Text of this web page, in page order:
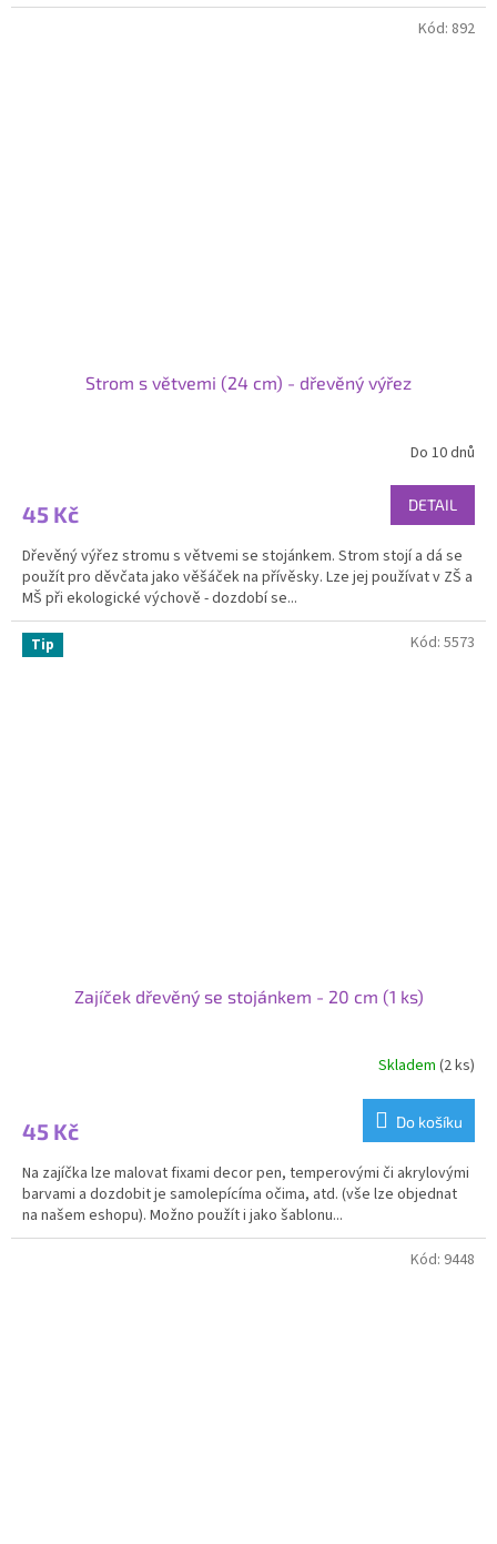
Strom s větvemi (24 cm) - dřevěný výřez
je
z
5
hvězdiček.
Do 10 dnů
45 Kč DETAIL
Dřevěný výřez stromu s větvemi se stojánkem. Strom stojí a dá se
použít pro děvčata jako věšáček na přívěsky. Lze jej používat v ZŠ a
MŠ při ekologické výchově - dozdobí se...
Kód: 892
Tip
Zajíček dřevěný se stojánkem - 20 cm (1 ks)
je
z
5
hvězdiček.
Skladem(2 ks)
45 Kč Do košíku
Na zajíčka lze malovat fixami decor pen, temperovými či akrylovými
barvami a dozdobit je samolepícíma očima, atd. (vše lze objednat
na našem eshopu). Možno použít i jako šablonu...
Kód: 5573
Kód: 9448